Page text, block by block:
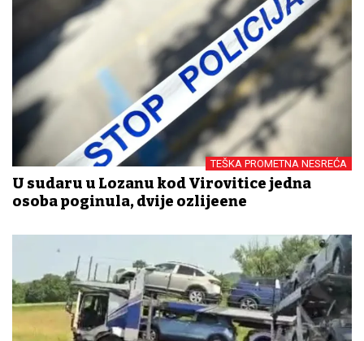
TEŠKA PROMETNA NESREĆA
U sudaru u Lozanu kod Virovitice jedna
osoba poginula, dvije ozlijeđene